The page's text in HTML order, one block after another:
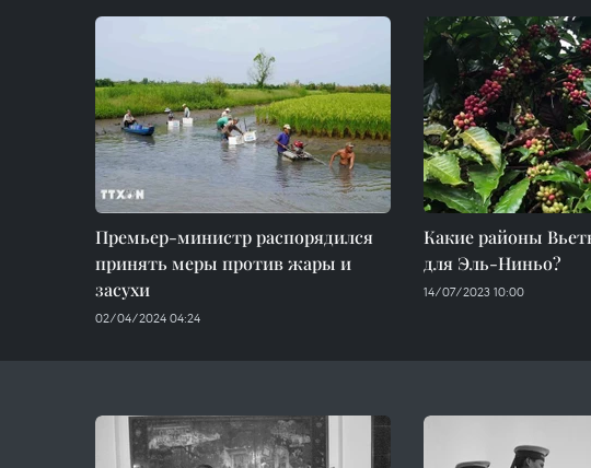
Премьер-министр распорядился
принять меры против жары и
засухи
02/04/2024 04:24
Какие районы
для Эль-Ниньо?
14/07/2023 10:00